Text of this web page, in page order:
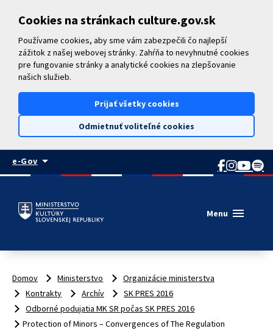
Cookies na stránkach culture.gov.sk
Používame cookies, aby sme vám zabezpečili čo najlepší
zážitok z našej webovej stránky. Zahŕňa to nevyhnutné cookies
pre fungovanie stránky a analytické cookies na zlepšovanie
našich služieb.
Prijať všetky cookies
Odmietnuť voliteľné cookies
e-Govarrow_drop_down
Menu menu
Domov Ministerstvo
Organizácie ministerstva
Kontrakty
Archív
SK PRES 2016
Odborné podujatia MK SR počas SK PRES 2016
Protection of Minors – Convergences of The Regulation